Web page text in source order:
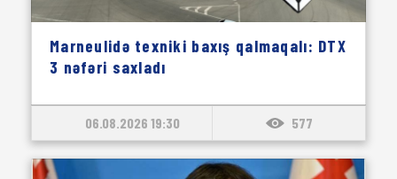
Marneulidə texniki baxış qalmaqalı: DTX
3 nəfəri saxladı
06.08.2026 19:30 577